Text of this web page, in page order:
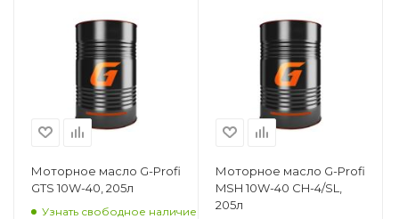
Моторное масло G-Profi
GTS 10W-40, 205л
Узнать свободное наличие
Моторное масло G-Profi
MSH 10W-40 CH-4/SL,
205л